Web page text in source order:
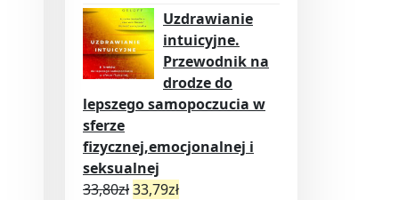
Uzdrawianie
intuicyjne.
Przewodnik na
drodze do
lepszego samopoczucia w
sferze
fizycznej,emocjonalnej i
seksualnej
33,80zł33,79zł